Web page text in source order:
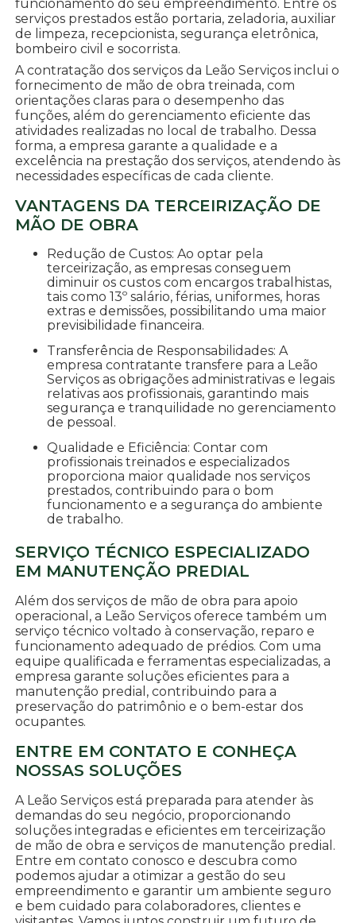
funcionamento do seu empreendimento. Entre os
serviços prestados estão portaria, zeladoria, auxiliar
de limpeza, recepcionista, segurança eletrônica,
bombeiro civil e socorrista.
A contratação dos serviços da Leão Serviços inclui o
fornecimento de mão de obra treinada, com
orientações claras para o desempenho das
funções, além do gerenciamento eficiente das
atividades realizadas no local de trabalho. Dessa
forma, a empresa garante a qualidade e a
excelência na prestação dos serviços, atendendo às
necessidades específicas de cada cliente.
VANTAGENS DA TERCEIRIZAÇÃO DE
MÃO DE OBRA
Redução de Custos: Ao optar pela
terceirização, as empresas conseguem
diminuir os custos com encargos trabalhistas,
tais como 13º salário, férias, uniformes, horas
extras e demissões, possibilitando uma maior
previsibilidade financeira.
Transferência de Responsabilidades: A
empresa contratante transfere para a Leão
Serviços as obrigações administrativas e legais
relativas aos profissionais, garantindo mais
segurança e tranquilidade no gerenciamento
de pessoal.
Qualidade e Eficiência: Contar com
profissionais treinados e especializados
proporciona maior qualidade nos serviços
prestados, contribuindo para o bom
funcionamento e a segurança do ambiente
de trabalho.
SERVIÇO TÉCNICO ESPECIALIZADO
EM MANUTENÇÃO PREDIAL
Além dos serviços de mão de obra para apoio
operacional, a Leão Serviços oferece também um
serviço técnico voltado à conservação, reparo e
funcionamento adequado de prédios. Com uma
equipe qualificada e ferramentas especializadas, a
empresa garante soluções eficientes para a
manutenção predial, contribuindo para a
preservação do patrimônio e o bem-estar dos
ocupantes.
ENTRE EM CONTATO E CONHEÇA
NOSSAS SOLUÇÕES
A Leão Serviços está preparada para atender às
demandas do seu negócio, proporcionando
soluções integradas e eficientes em terceirização
de mão de obra e serviços de manutenção predial.
Entre em contato conosco e descubra como
podemos ajudar a otimizar a gestão do seu
empreendimento e garantir um ambiente seguro
e bem cuidado para colaboradores, clientes e